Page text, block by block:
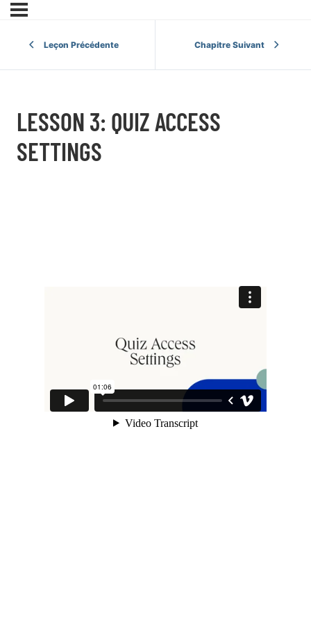
Leçon Précédente Chapitre Suivant
LESSON 3: QUIZ ACCESS
SETTINGS